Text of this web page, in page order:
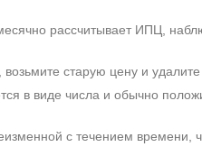
рассчитывает ИПЦ,
старую цену и
в виде числа и обычно
с течением времени,